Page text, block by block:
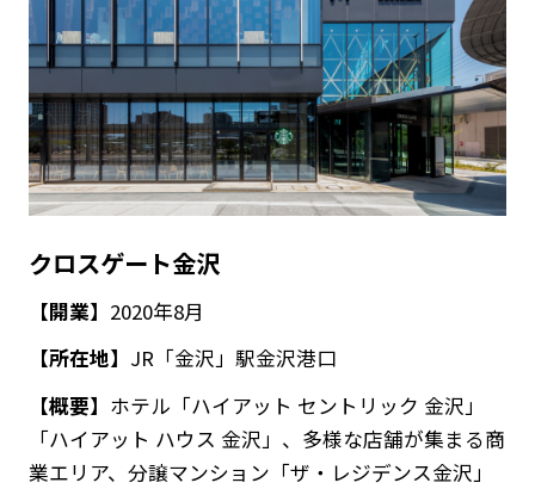
クロスゲート金沢
【開業】 2020年8月
【所在地】 JR「金沢」駅金沢港口
【概要】 ホテル「ハイアット セントリック 金沢」
「ハイアット ハウス 金沢」、多様な店舗が集まる商
業エリア、分譲マンション「ザ・レジデンス金沢」